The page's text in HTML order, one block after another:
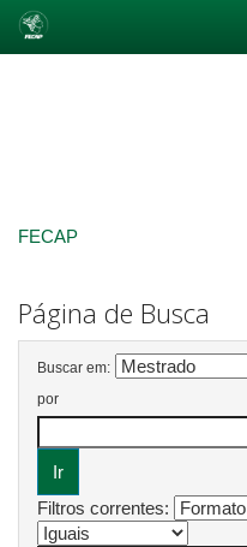
FECAP
Página de Busca
Buscar em:
por
Filtros correntes: